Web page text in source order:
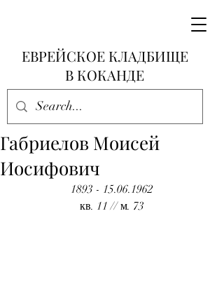
ЕВРЕЙСКОЕ КЛАДБИЩЕ
В КОКАНДЕ
Габриелов Моисей
Иосифович
1893 - 15.06.1962
кв. 11 // м. 73